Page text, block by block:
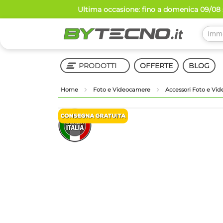
contenuto
Ultima occasione: fino a domenica 09/
PRODOTTI
Shop in Shop
OFFERTE BLOG
Home Foto e Videocamere Accessori Foto e
Vai
alla
fine
della
Vai
all'inizio
della
galleria